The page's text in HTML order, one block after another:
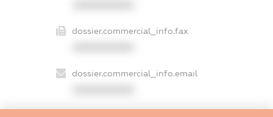
dossier.commercial_info.fax
dossier.commercial_info.email